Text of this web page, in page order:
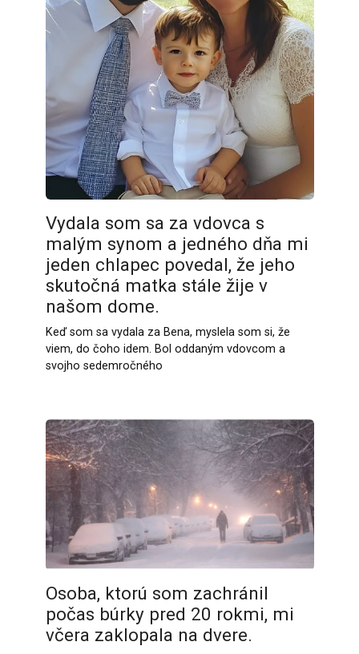
Vydala som sa za vdovca s
malým synom a jedného dňa mi
jeden chlapec povedal, že jeho
skutočná matka stále žije v
našom dome.
Keď som sa vydala za Bena, myslela som si, že
viem, do čoho idem. Bol oddaným vdovcom a
svojho sedemročného
Osoba, ktorú som zachránil
počas búrky pred 20 rokmi, mi
včera zaklopala na dvere.